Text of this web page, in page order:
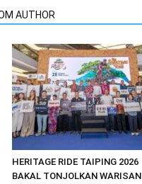
AUTHOR
HERITAGE RIDE TAIPING 2026
BAKAL TONJOLKAN WARISAN